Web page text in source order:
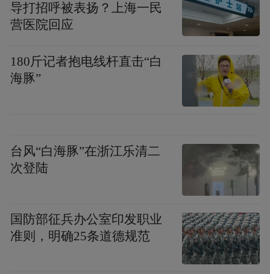
导打招呼被表扬？上海一民
营医院回应
180斤记者抱电线杆直击“白
海豚”
台风“白海豚”在浙江乐清二
次登陆
国防部征兵办公室印发职业
准则，明确25条道德规范